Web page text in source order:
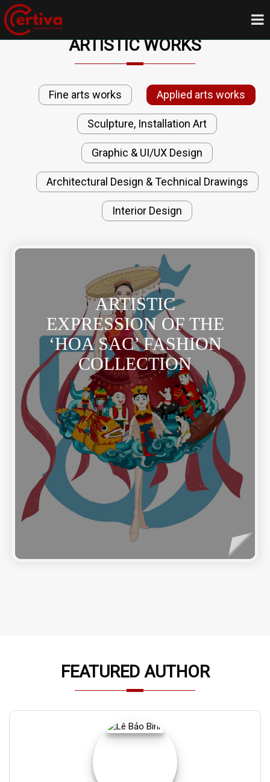
ARTISTIC WORKS
Fine arts works Applied arts works
Sculpture, Installation Art
Graphic & UI/UX Design
Architectural Design & Technical Drawings
Interior Design
ARTISTIC
EXPRESSION OF THE
‘HOA SAC’ FASHION
COLLECTION
FEATURED AUTHOR